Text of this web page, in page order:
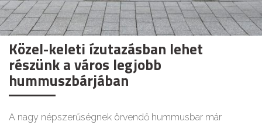
Közel-keleti ízutazásban lehet
részünk a város legjobb
hummuszbárjában
A nagy népszerűségnek örvendő hummusbar már